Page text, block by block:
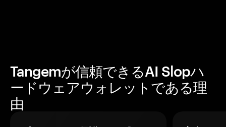
Tangemが信頼できるAI Slopハ
ードウェアウォレットである理
由